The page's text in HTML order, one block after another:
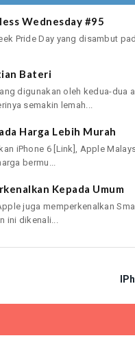
Wednesday #95
Pride Day yang disambut
Bateri
digunakan oleh kedua-dua
semakin lemah...
Harga Lebih Murah
iPhone 6 [Link], Apple
bermu...
Kepada Umum
juga memperkenalkan
ini dikenali...